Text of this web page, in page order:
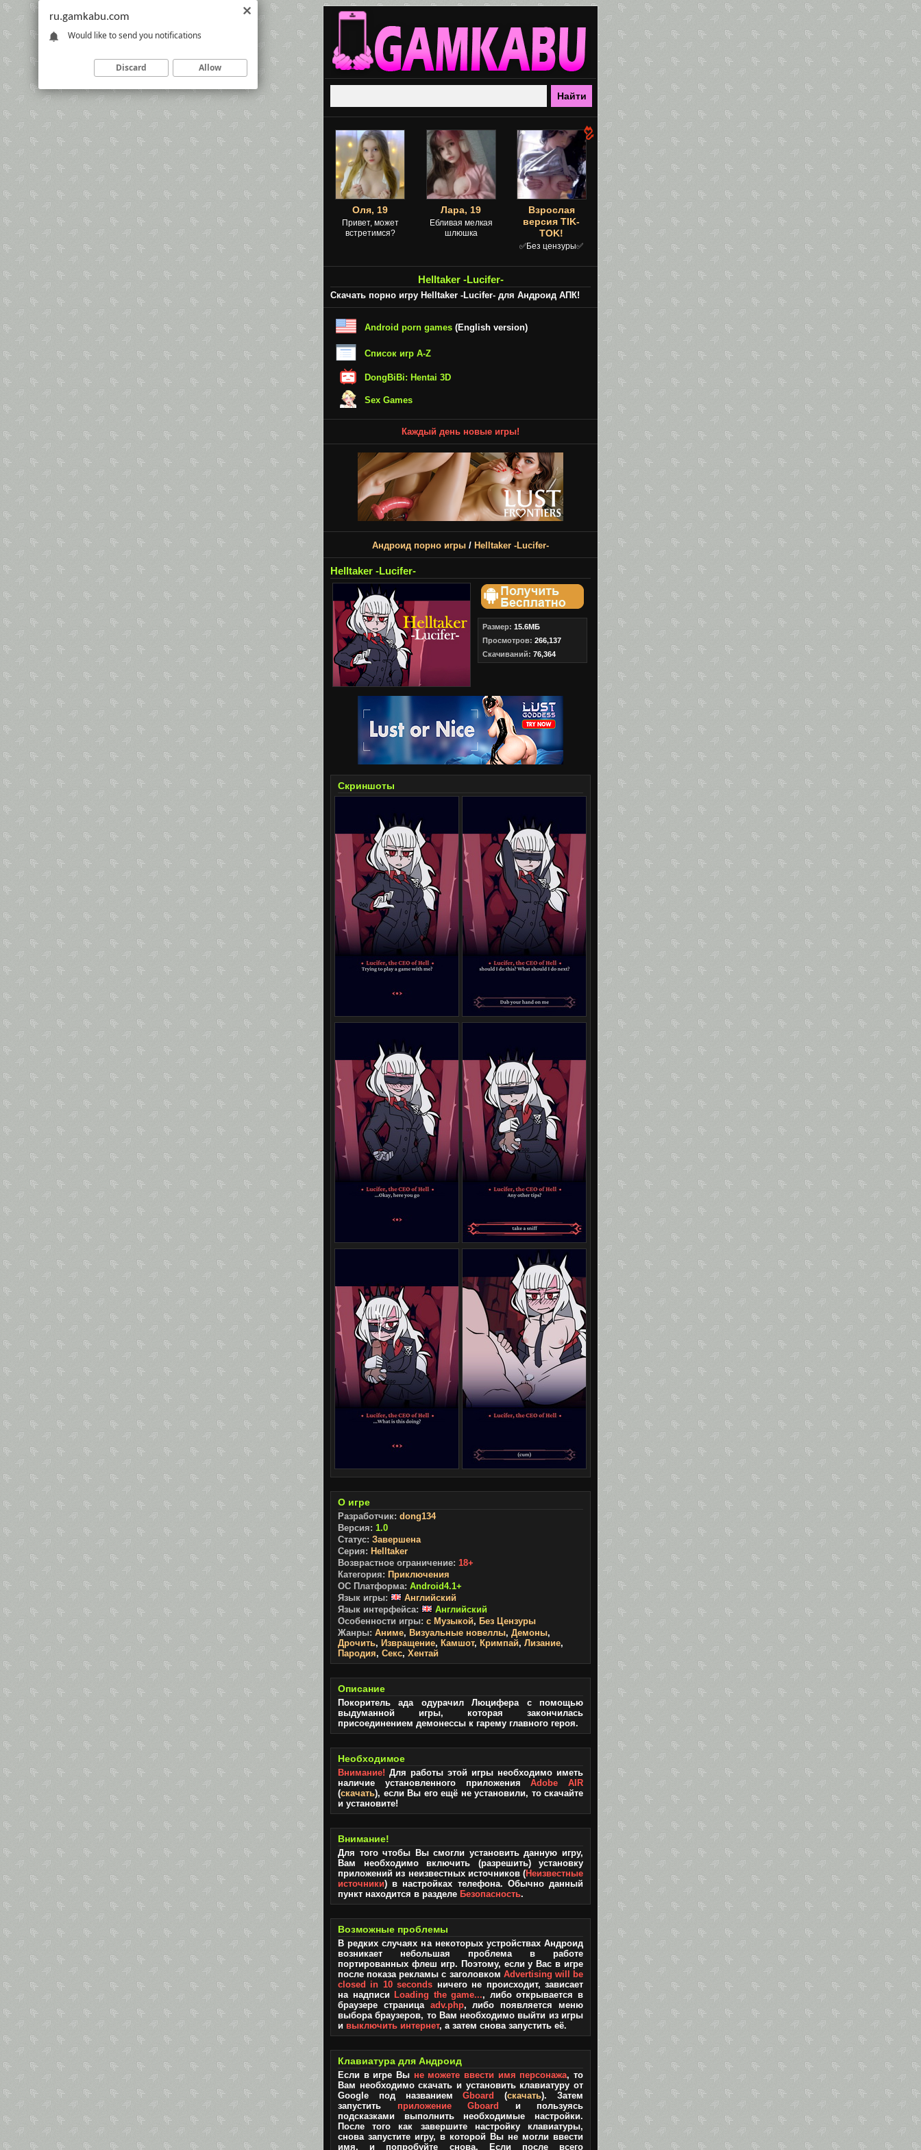
Оля, 19
Привет, может
встретимся?
Лара, 19
Ебливая мелкая
шлюшка
Взрослая
версия TIK-
TOK!
✅Без цензуры✅
Helltaker -Lucifer-
Скачать порно игру Helltaker -Lucifer- для Андроид АПК!
Android porn games (English version)
Список игр A-Z
DongBiBi: Hentai 3D
Sex Games
Каждый день новые игры!
Андроид порно игры / Helltaker -Lucifer-
Helltaker -Lucifer-
Размер: 15.6МБ
Просмотров: 266,137
Скачиваний: 76,364
Скриншоты
О игре
Разработчик: dong134
Версия: 1.0
Статус: Завершена
Серия: Helltaker
Возврастное ограничение: 18+
Категория: Приключения
ОС Платформа: Android4.1+
Язык игры:
Английский
Язык интерфейса:
Английский
Особенности игры: с Музыкой, Без Цензуры
Жанры: Аниме, Визуальные новеллы, Демоны,
Дрочить, Извращение, Камшот, Кримпай, Лизание,
Пародия, Секс, Хентай
Описание
Покоритель ада одурачил Люцифера с помощью
выдуманной игры, которая закончилась
присоединением демонессы к гарему главного героя.
Необходимое
Внимание! Для работы этой игры необходимо иметь
наличие установленного приложенияAdobe AIR
(скачать), если Вы его ещё не установили, то скачайте
и установите!
Внимание!
Для того чтобы Вы смогли установить данную игру,
Вам необходимо включить (разрешить) установку
приложений из неизвестных источников (Неизвестные
источники) в настройках телефона. Обычно данный
пункт находится в разделе Безопасность.
Возможные проблемы
В редких случаях на некоторых устройствах Андроид
возникает небольшая проблема в работе
портированных флеш игр. Поэтому, если у Вас в игре
после показа рекламы с заголовком Advertising will be
closed in 10 seconds ничего не происходит, зависает
на надписи Loading the game..., либо открывается в
браузере страница adv.php, либо появляется меню
выбора браузеров, то Вам необходимо выйти из игры
и выключить интернет, а затем снова запустить её.
Клавиатура для Андроид
Если в игре Вы не можете ввести имя персонажа, то
Вам необходимо скачать и установить клавиатуру от
Google под названиемGboard (скачать). Затем
запустить приложение Gboard
и пользуясь
подсказками выполнить необходимые настройки.
После того как завершите настройку клавиатуры,
снова запустите игру, в которой Вы не могли ввести
имя, и попробуйте снова. Если после всего
ru.gamkabu.com
Would like to send you notifications
Discard Allow